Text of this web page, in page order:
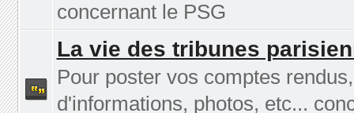
concernant le PSG
La vie des tribunes
Pour poster vos comptes
d'informations, photos, etc...